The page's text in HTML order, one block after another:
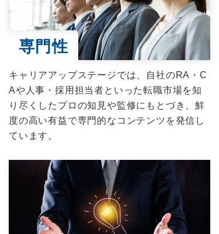
専門性
キャリアアップステージでは、自社のRA・C
Aや人事・採用担当者といった転職市場を知
り尽くしたプロの知見や監修にもとづき、鮮
度の高い有益で専門的なコンテンツを発信し
ています。